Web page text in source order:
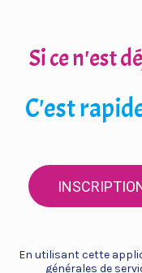
Si ce n'est
C'est
En utilisant cette
générales de